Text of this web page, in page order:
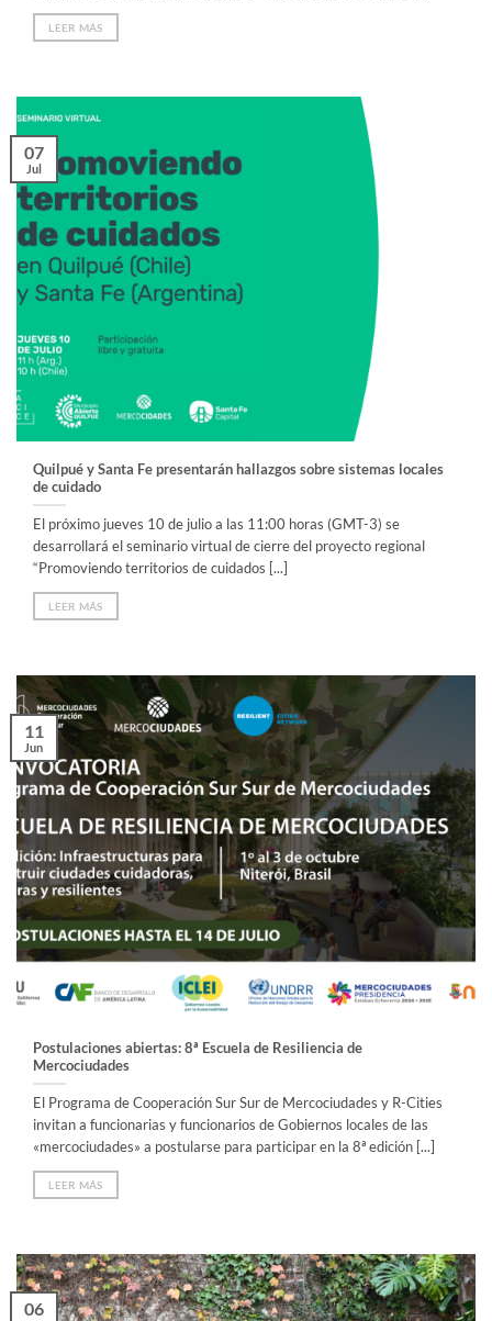
LEER MÁS
Quilpué y Santa Fe presentarán hallazgos sobre sistemas locales
de cuidado
El próximo jueves 10 de julio a las 11:00 horas (GMT-3) se
desarrollará el seminario virtual de cierre del proyecto regional
“Promoviendo territorios de cuidados [...]
LEER MÁS
07
Jul
Postulaciones abiertas: 8ª Escuela de Resiliencia de
Mercociudades
El Programa de Cooperación Sur Sur de Mercociudades y R-Cities
invitan a funcionarias y funcionarios de Gobiernos locales de las
«mercociudades» a postularse para participar en la 8ª edición [...]
LEER MÁS
11
Jun
06